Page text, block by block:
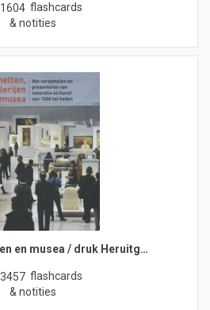
1604 flashcards
& notities
en musea / druk Heruitg…
3457 flashcards
& notities